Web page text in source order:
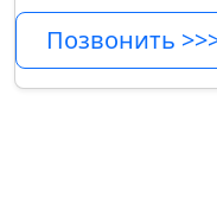
Позвонить